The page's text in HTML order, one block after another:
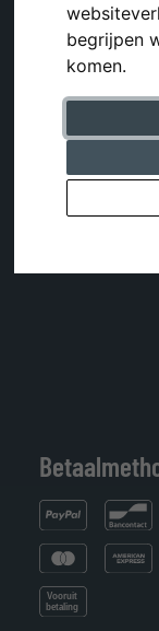
begrijpen
komen.
Contact
Colofon
Mijn